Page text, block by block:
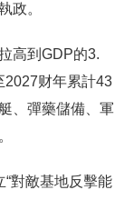
政。
高到GDP的3.
2027财年累計43
、彈藥儲備、軍
對敵基地反擊能